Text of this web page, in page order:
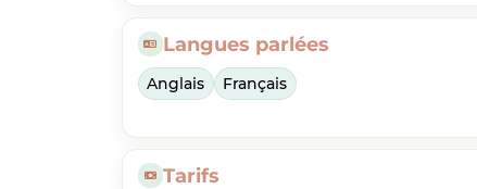
Langues parlées
Anglais Français
Tarifs